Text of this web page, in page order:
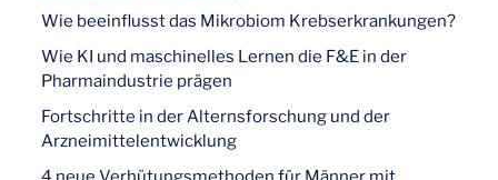
Wie beeinflusst das Mikrobiom Krebserkrankungen?
Wie KI und maschinelles Lernen die F&E in der
Pharmaindustrie prägen
Fortschritte in der Alternsforschung und der
Arzneimittelentwicklung